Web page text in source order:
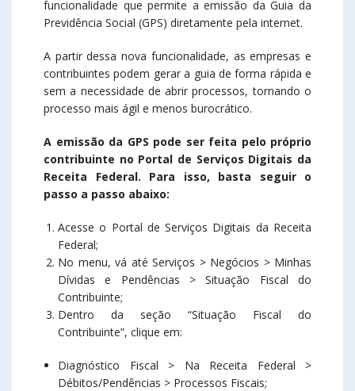
funcionalidade que permite a emissão da Guia da
Previdência Social (GPS) diretamente pela internet.
A partir dessa nova funcionalidade, as empresas e
contribuintes podem gerar a guia de forma rápida e
sem a necessidade de abrir processos, tornando o
processo mais ágil e menos burocrático.
A emissão da GPS pode ser feita pelo próprio
contribuinte no Portal de Serviços Digitais da
Receita Federal. Para isso, basta seguir o
passo a passo abaixo:
Acesse o Portal de Serviços Digitais da Receita
Federal;
No menu, vá até Serviços > Negócios > Minhas
Dívidas e Pendências > Situação Fiscal do
Contribuinte;
Dentro da seção “Situação Fiscal do
Contribuinte”, clique em:
Diagnóstico Fiscal > Na Receita Federal >
Débitos/Pendências > Processos Fiscais;